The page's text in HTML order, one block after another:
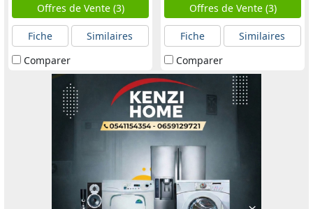
Offres de Vente (3)
Fiche
Similaires
Comparer
Offres de Vente (3)
Fiche
Similaires
Comparer